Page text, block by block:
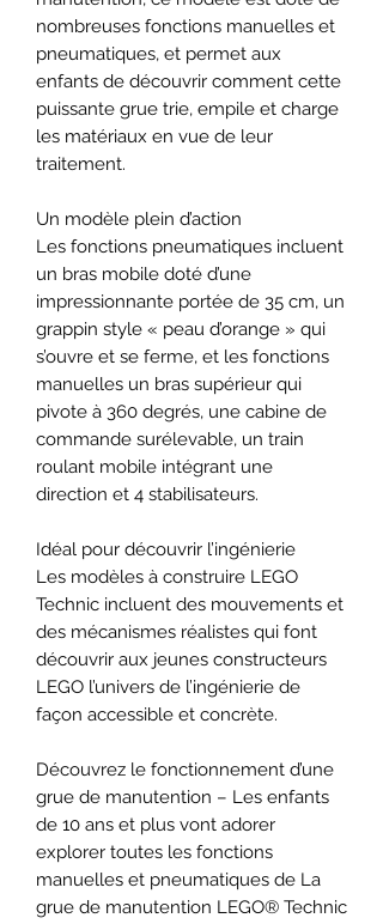
nombreuses fonctions manuelles et
pneumatiques, et permet aux
enfants de découvrir comment cette
puissante grue trie, empile et charge
les matériaux en vue de leur
traitement.
Un modèle plein d’action
Les fonctions pneumatiques incluent
un bras mobile doté d’une
impressionnante portée de 35 cm, un
grappin style « peau d’orange » qui
s’ouvre et se ferme, et les fonctions
manuelles un bras supérieur qui
pivote à 360 degrés, une cabine de
commande surélevable, un train
roulant mobile intégrant une
direction et 4 stabilisateurs.
Idéal pour découvrir l’ingénierie
Les modèles à construire LEGO
Technic incluent des mouvements et
des mécanismes réalistes qui font
découvrir aux jeunes constructeurs
LEGO l’univers de l’ingénierie de
façon accessible et concrète.
Découvrez le fonctionnement d’une
grue de manutention – Les enfants
de 10 ans et plus vont adorer
explorer toutes les fonctions
manuelles et pneumatiques de La
grue de manutention LEGO® Technic